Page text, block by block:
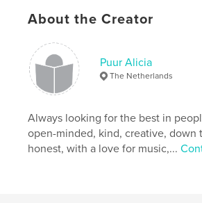
# of Pages:74
ISBN
Softcover: 9798211783898
Publish Date:
Nov 22, 2022
Keywords
, Vriendschap ,
About the Creator
Puur Alicia
The Netherlands
Always looking for the best in
open-minded, kind, creative, down
honest, with a love for music,...